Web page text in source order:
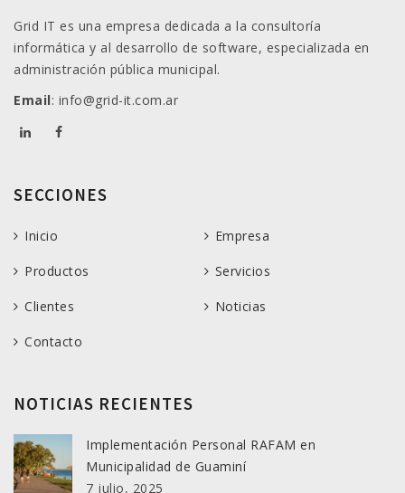
Grid IT es una empresa dedicada a la consultoría
informática y al desarrollo de software, especializada en
administración pública municipal.
Email: info@grid-it.com.ar
SECCIONES
Inicio Empresa
Productos Servicios
Clientes Noticias
Contacto
NOTICIAS RECIENTES
Implementación Personal RAFAM en
Municipalidad de Guaminí
7 julio, 2025